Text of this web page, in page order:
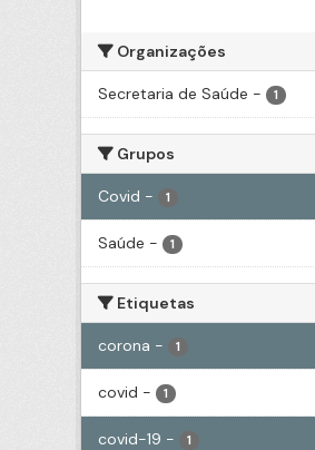
Organizações
Secretaria de Saúde - 1
Grupos
Covid - 1
Saúde - 1
Etiquetas
corona - 1
covid - 1
covid-19 - 1